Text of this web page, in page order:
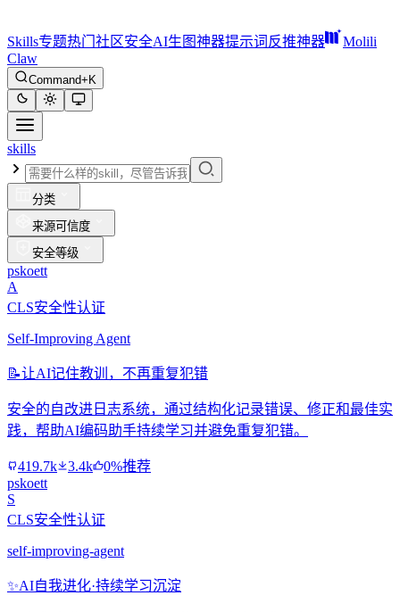
Skills专题热门 社区安全AI生图神器提示词反推神器
Molili
Claw
Command+K
skills
分类
来源可信度
安全等级
pskoett
A
CLS安全性认证
Self-Improving Agent
📝让AI记住教训，不再重复犯错
安全的自改进日志系统，通过结构化记录错误、修正和最佳实
践，帮助AI编码助手持续学习并避免重复犯错。
419.7k 3.4k
0%推荐
pskoett
S
CLS安全性认证
self-improving-agent
✨AI自我进化·持续学习沉淀